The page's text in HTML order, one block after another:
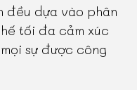
đều dựa vào phân
tối đa cảm xúc
sự được công